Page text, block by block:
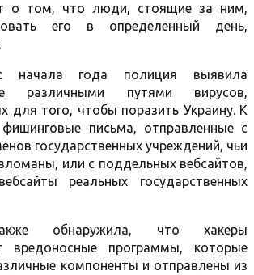
о том, что люди, стоящие за ним,
его в определенный день,
начала года полиция выявила
различными путями вирусов,
для того, чтобы поразить Украину. К
письма, отправленные с
государственных учреждений, чьи
или с поддельных вебсайтов,
реальных государственных
обнаружила, что хакеры
вредоносные программы, которые
компоненты и отправлены из